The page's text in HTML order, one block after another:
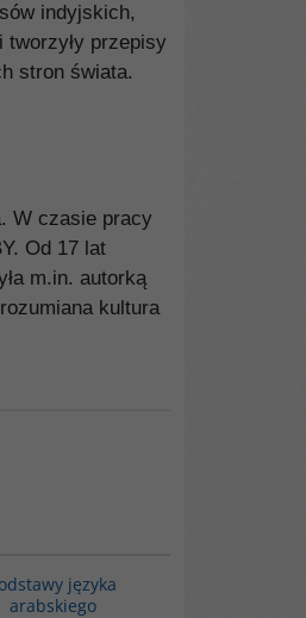
indyjskich,
przepisy
stron świata.
W czasie pracy
Od 17 lat
m.in. autorką
kultura
języka
arabskiego